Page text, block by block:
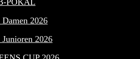
POKAL
2026
2026